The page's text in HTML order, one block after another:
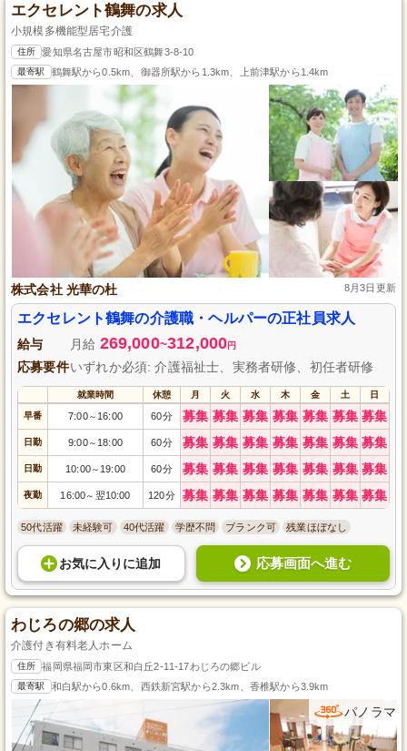
エクセレント鶴舞の求人
小規模多機能型居宅介護
住所 愛知県名古屋市昭和区鶴舞3-8-10
最寄駅 鶴舞駅から0.5km、御器所駅から1.3km、上前津駅から1.4km
株式会社 光華の杜 8月3日更新
エクセレント鶴舞の介護職・ヘルパーの正社員求人
給与 月給 269,000~312,000円
応募要件いずれか必須: 介護福祉士、実務者研修、初任者研修
就業時間 休憩 月 火 水 木 金 土 日
早番 7:00～ 16:00 60分 募集 募集 募集 募集 募集 募集 募集
日勤 9:00～ 18:00 60分 募集 募集 募集 募集 募集 募集 募集
日勤 10:00～ 19:00 60分 募集 募集 募集 募集 募集 募集 募集
夜勤 16:00～ 翌10:00 120分 募集 募集 募集 募集 募集 募集 募集
50代活躍 未経験可 40代活躍 学歴不問 ブランク可 残業ほぼなし
お気に入り に追加 応募画面へ進む
わじろの郷の求人
介護付き有料老人ホーム
住所 福岡県福岡市東区和白丘2-11-17わじろの郷ビル
最寄駅 和白駅から0.6km、西鉄新宮駅から2.3km、香椎駅から3.9km
パノラマ